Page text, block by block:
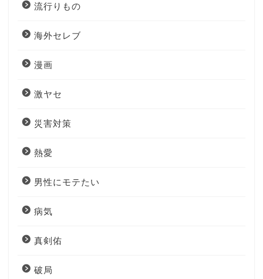
流行りもの
海外セレブ
漫画
激ヤセ
災害対策
熱愛
男性にモテたい
病気
真剣佑
破局